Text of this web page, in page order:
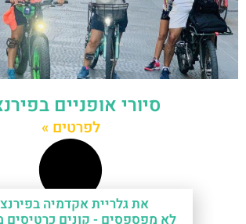
סיורי אופניים
לפרטים »
את גלריית אקדמיה
לא מפספסים - קונים